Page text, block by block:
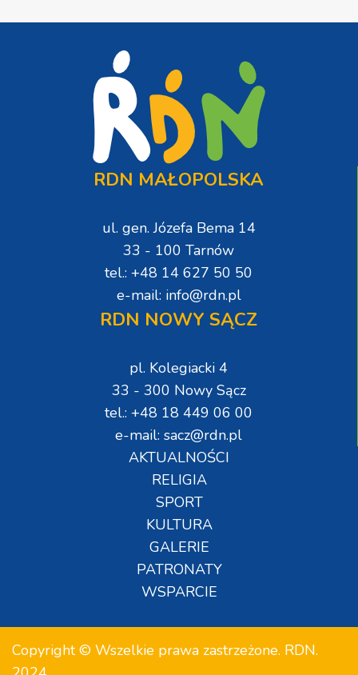
RDN MAŁOPOLSKA
ul. gen. Józefa Bema 14
33 - 100 Tarnów
tel.: +48 14 627 50 50
e-mail: info@rdn.pl
RDN NOWY SĄCZ
pl. Kolegiacki 4
33 - 300 Nowy Sącz
tel.: +48 18 449 06 00
e-mail: sacz@rdn.pl
AKTUALNOŚCI
RELIGIA
SPORT
KULTURA
GALERIE
PATRONATY
WSPARCIE
Copyright © Wszelkie prawa zastrzeżone. RDN.